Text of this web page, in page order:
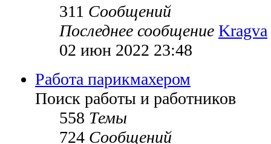
311 Сообщений
Последнее сообщение Kragva
02 июн 2022 23:48
Работа парикмахером
Поиск работы и работников
558 Темы
724 Сообщений